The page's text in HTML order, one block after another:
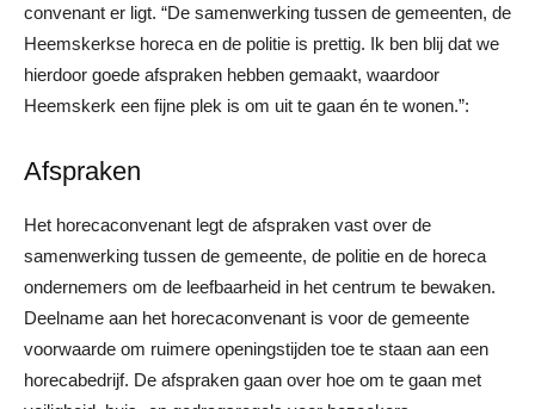
convenant er ligt. “De samenwerking tussen de gemeenten, de
Heemskerkse horeca en de politie is prettig. Ik ben blij dat we
hierdoor goede afspraken hebben gemaakt, waardoor
Heemskerk een fijne plek is om uit te gaan én te wonen.”:
Afspraken
Het horecaconvenant legt de afspraken vast over de
samenwerking tussen de gemeente, de politie en de horeca
ondernemers om de leefbaarheid in het centrum te bewaken.
Deelname aan het horecaconvenant is voor de gemeente
voorwaarde om ruimere openingstijden toe te staan aan een
horecabedrijf. De afspraken gaan over hoe om te gaan met